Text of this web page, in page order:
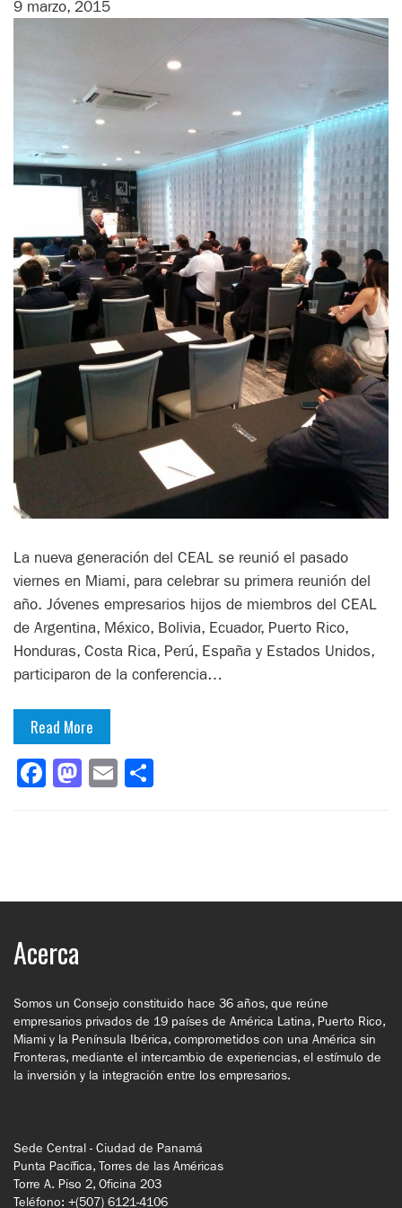
9 marzo, 2015
La nueva generación del CEAL se reunió el pasado
viernes en Miami, para celebrar su primera reunión del
año. Jóvenes empresarios hijos de miembros del CEAL
de Argentina, México, Bolivia, Ecuador, Puerto Rico,
Honduras, Costa Rica, Perú, España y Estados Unidos,
participaron de la conferencia…
Read More
Facebook
Mastodon
Email
Acerca
Somos un Consejo constituido hace 36 años, que reúne
empresarios privados de 19 países de América Latina, Puerto Rico,
Miami y la Península Ibérica, comprometidos con una América sin
Fronteras, mediante el intercambio de experiencias, el estímulo de
la inversión y la integración entre los empresarios.
Sede Central - Ciudad de Panamá
Punta Pacífica, Torres de las Américas
Torre A. Piso 2, Oficina 203
Teléfono: +(507) 6121-4106